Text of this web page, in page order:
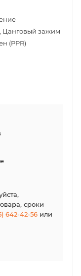
Цанговый зажим
(PPR)
сроки
642-42-56 или